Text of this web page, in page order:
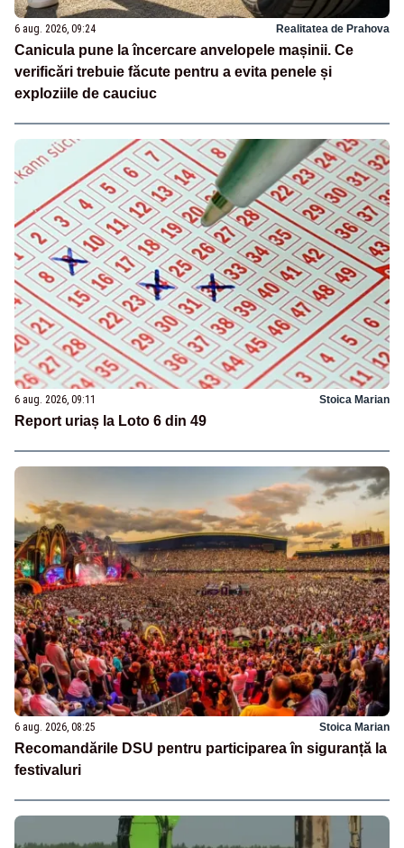
6 aug. 2026, 09:24 Realitatea de Prahova
Canicula pune la încercare anvelopele mașinii. Ce
verificări trebuie făcute pentru a evita penele și
exploziile de cauciuc
6 aug. 2026, 09:11 Stoica Marian
Report uriaș la Loto 6 din 49
6 aug. 2026, 08:25 Stoica Marian
Recomandările DSU pentru participarea în siguranță la
festivaluri